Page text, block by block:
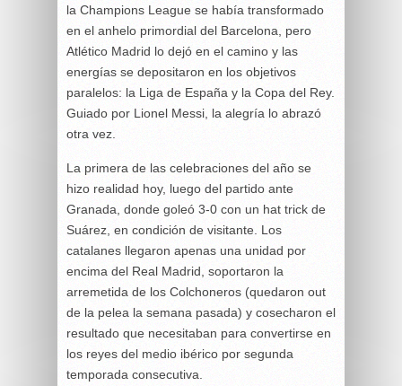
la Champions League se había transformado
en el anhelo primordial del Barcelona, pero
Atlético Madrid lo dejó en el camino y las
energías se depositaron en los objetivos
paralelos: la Liga de España y la Copa del Rey.
Guiado por Lionel Messi, la alegría lo abrazó
otra vez.
La primera de las celebraciones del año se
hizo realidad hoy, luego del partido ante
Granada, donde goleó 3-0 con un hat trick de
Suárez, en condición de visitante. Los
catalanes llegaron apenas una unidad por
encima del Real Madrid, soportaron la
arremetida de los Colchoneros (quedaron out
de la pelea la semana pasada) y cosecharon el
resultado que necesitaban para convertirse en
los reyes del medio ibérico por segunda
temporada consecutiva.